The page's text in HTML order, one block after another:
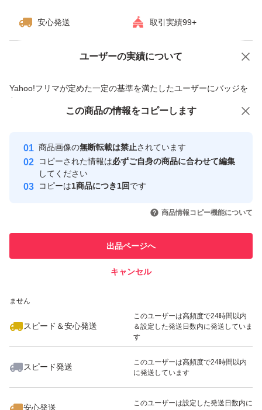
安心発送 取引実績99+
ユーザーの実績について
Yahoo!フリマが定めた一定の基準を満たしたユーザーにバッジを
付与しています
安心取引出品者
心・安全なユーザーです
取引実績
引を完了させた実績があります
での取引実績があります
ません
スピード＆安心発送
このユーザーは高頻度で24時間以内
＆設定した発送日数内に発送していま
す
スピード発送
このユーザーは高頻度で24時間以内
に発送しています
安心発送
このユーザーは設定した発送日数内に
価格の相談 商品への質問
この商品の情報をコピーします
商品画像の無断転載は禁止されています
コピーされた情報は必ずご自身の商品に合わせて編集
してください
コピーは1商品につき1回です
商品情報コピー機能について
出品ページへ
キャンセル
この商品をみている人にオススメ
いいね！
2,150